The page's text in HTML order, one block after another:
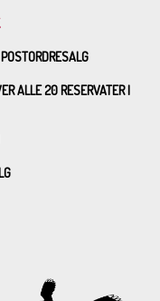
ALLE 20 RESERVATER I